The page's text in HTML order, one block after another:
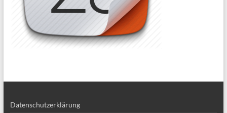
Datenschutzerklärung